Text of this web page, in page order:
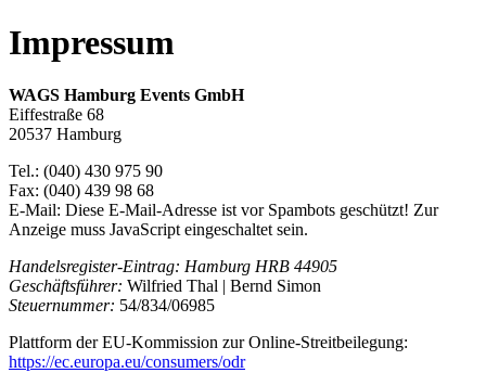
Impressum
WAGS Hamburg Events GmbH
Eiffestraße 68
20537 Hamburg
Tel.: (040) 430 975 90
Fax: (040) 439 98 68
E-Mail: Diese E-Mail-Adresse ist vor Spambots geschützt! Zur
Anzeige muss JavaScript eingeschaltet sein.
Handelsregister-Eintrag: Hamburg HRB 44905
Geschäftsführer: Wilfried Thal | Bernd Simon
Steuernummer: 54/834/06985
Plattform der EU-Kommission zur Online-Streitbeilegung:
https://ec.europa.eu/consumers/odr